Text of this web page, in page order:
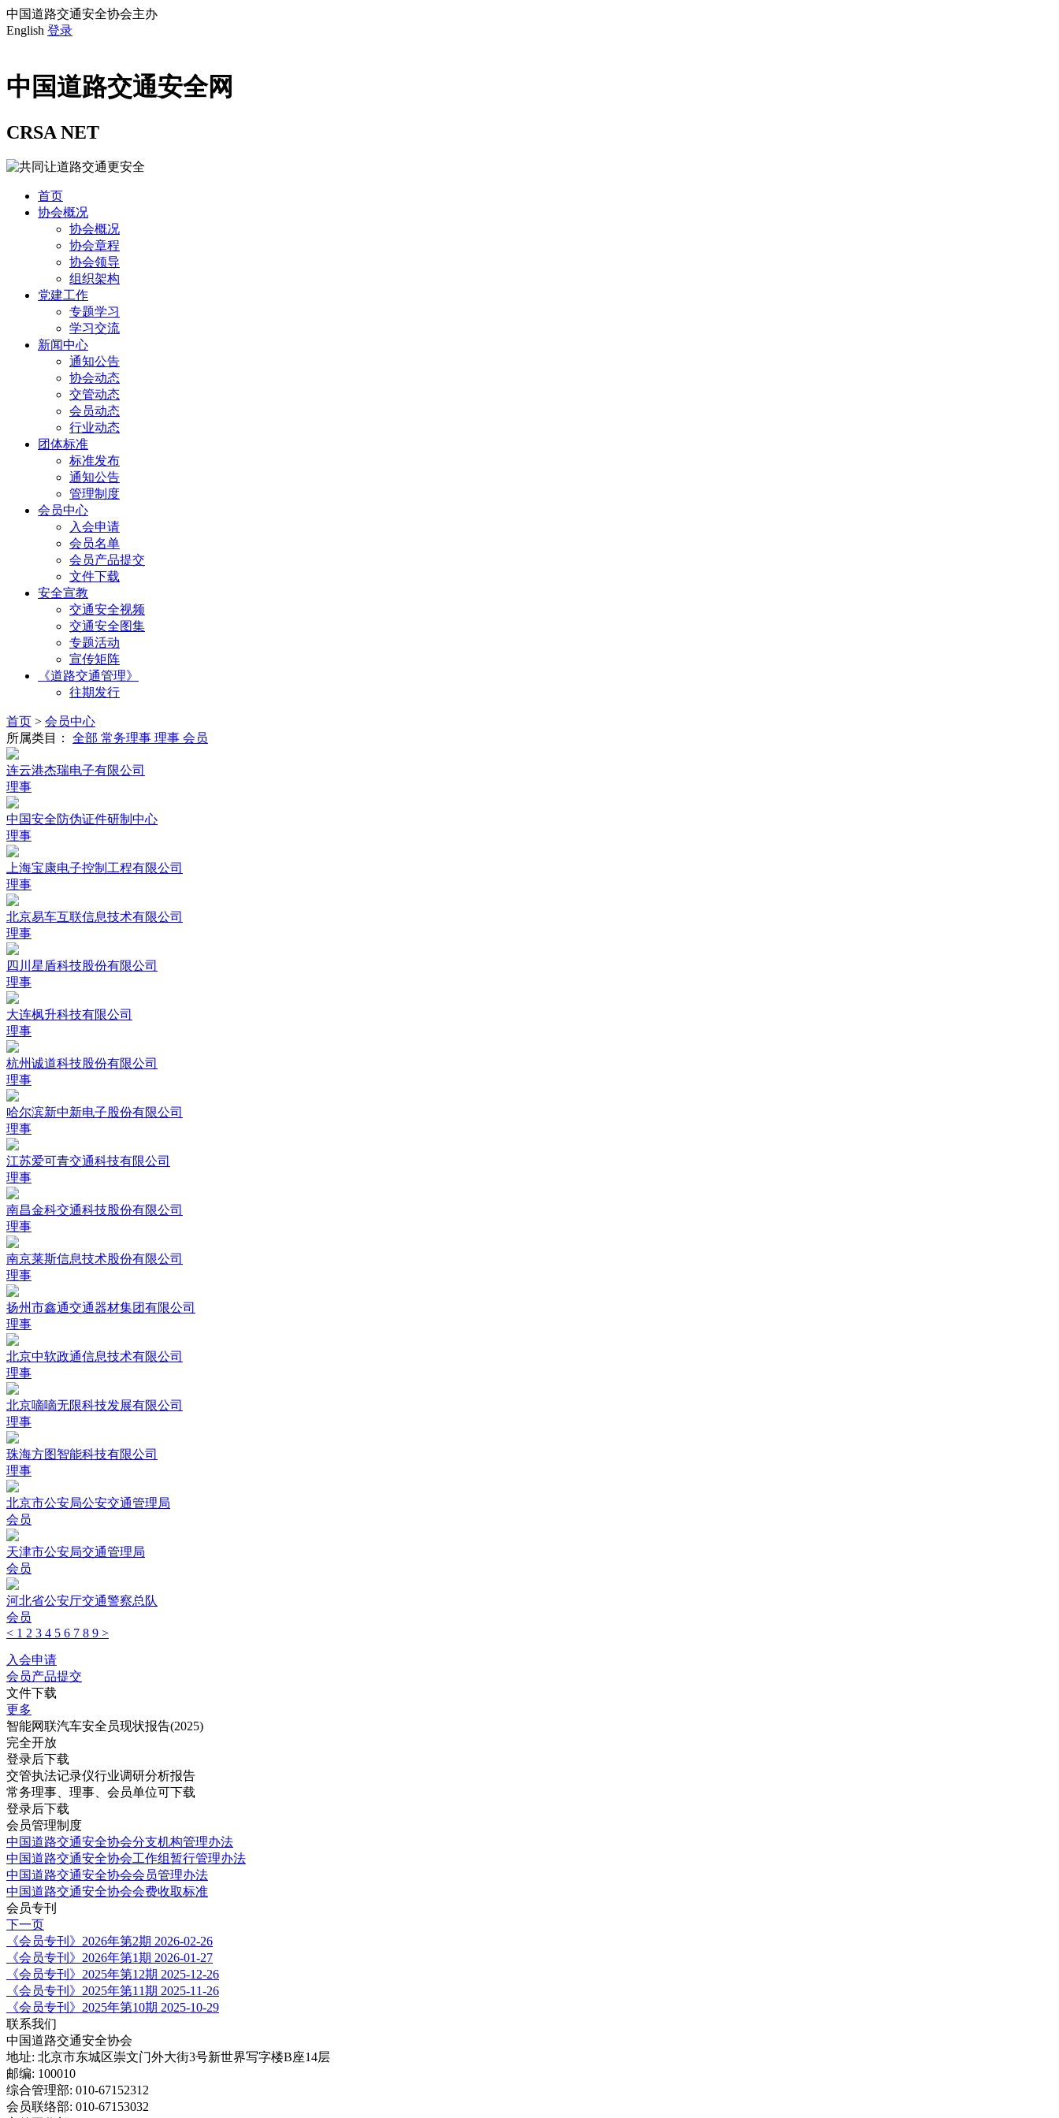
中国道路交通安全协会主办
English 登录
中国道路交通安全网
CRSA NET
首页
协会概况
协会概况
协会章程
协会领导
组织架构
党建工作
专题学习
学习交流
新闻中心
通知公告
协会动态
交管动态
会员动态
行业动态
团体标准
标准发布
通知公告
管理制度
会员中心
入会申请
会员名单
会员产品提交
文件下载
安全宣教
交通安全视频
交通安全图集
专题活动
宣传矩阵
《道路交通管理》
往期发行
首页 > 会员中心
所属类目：
全部 常务理事 理事 会员
连云港杰瑞电子有限公司
理事
中国安全防伪证件研制中心
理事
上海宝康电子控制工程有限公司
理事
北京易车互联信息技术有限公司
理事
四川星盾科技股份有限公司
理事
大连枫升科技有限公司
理事
杭州诚道科技股份有限公司
理事
哈尔滨新中新电子股份有限公司
理事
江苏爱可青交通科技有限公司
理事
南昌金科交通科技股份有限公司
理事
南京莱斯信息技术股份有限公司
理事
扬州市鑫通交通器材集团有限公司
理事
北京中软政通信息技术有限公司
理事
北京嘀嘀无限科技发展有限公司
理事
珠海方图智能科技有限公司
理事
北京市公安局公安交通管理局
会员
天津市公安局交通管理局
会员
河北省公安厅交通警察总队
会员
< 1 2 3 4 5 6 7 8 9 >
入会申请
会员产品提交
文件下载
更多
智能网联汽车安全员现状报告(2025)
完全开放
登录后下载
交管执法记录仪行业调研分析报告
常务理事、理事、会员单位可下载
登录后下载
会员管理制度
中国道路交通安全协会分支机构管理办法
中国道路交通安全协会工作组暂行管理办法
中国道路交通安全协会会员管理办法
中国道路交通安全协会会费收取标准
会员专刊
下一页
《会员专刊》2026年第2期 2026-02-26
《会员专刊》2026年第1期 2026-01-27
《会员专刊》2025年第12期 2025-12-26
《会员专刊》2025年第11期 2025-11-26
《会员专刊》2025年第10期 2025-10-29
联系我们
中国道路交通安全协会
地址: 北京市东城区崇文门外大街3号新世界写字楼B座14层
邮编: 100010
综合管理部: 010-67152312
会员联络部: 010-67153032